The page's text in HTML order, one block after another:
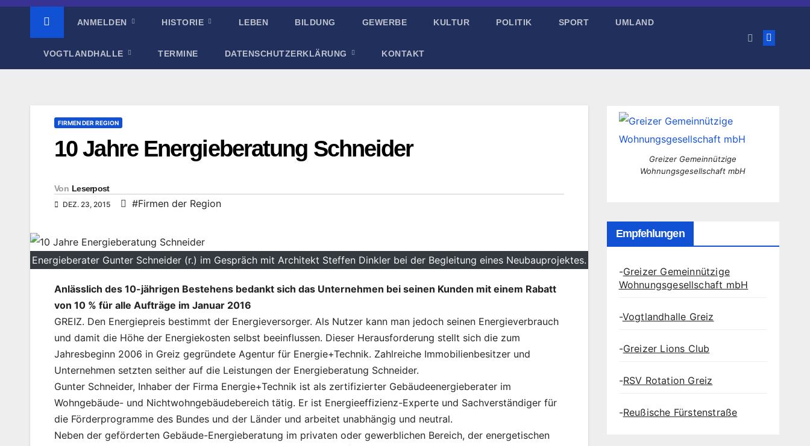
ANMELDEN HISTORIE LEBEN BILDUNG GEWERBE KULTUR POLITIK SPORT UMLAND
VOGTLANDHALLE TERMINE DATENSCHUTZERKLÄRUNG KONTAKT
FIRMEN DER REGION
10 Jahre Energieberatung Schneider
Von Leserpost
DEZ. 23, 2015 #Firmen der Region
Energieberater Gunter Schneider (r.) im Gespräch mit Architekt Steffen Dinkler bei der Begleitung eines Neubauprojektes.
Anlässlich des 10-jährigen Bestehens bedankt sich das Unternehmen bei seinen Kunden mit einem Rabatt
von 10 % für alle Aufträge im Januar 2016
GREIZ. Den Energiepreis bestimmt der Energieversorger. Als Nutzer kann man jedoch seinen Energieverbrauch
und damit die Höhe der Energiekosten selbst beeinflussen. Dieser Herausforderung stellt sich die zum
Jahresbeginn 2006 in Greiz gegründete Agentur für Energie+Technik. Zahlreiche Immobilienbesitzer und
Unternehmen setzten seither auf die Leistungen der Energieberatung Schneider.
Gunter Schneider, Inhaber der Firma Energie+Technik ist als zertifizierter Gebäudeenergieberater im
Wohngebäude- und Nichtwohngebäudebereich tätig. Er ist Energieeffizienz-Experte und Sachverständiger für
die Förderprogramme des Bundes und der Länder und arbeitet unabhängig und neutral.
Neben der geförderten Gebäude-Energieberatung im privaten oder gewerblichen Bereich, der energetischen
Greizer Gemeinnützige
Wohnungsgesellschaft mbH
Empfehlungen
-Greizer Gemeinnützige
Wohnungsgesellschaft mbH
-Vogtlandhalle Greiz
-Greizer Lions Club
-RSV Rotation Greiz
-Reußische Fürstenstraße